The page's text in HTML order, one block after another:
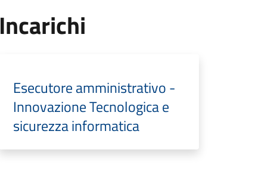
Incarichi
Esecutore amministrativo -
Innovazione Tecnologica e
sicurezza informatica